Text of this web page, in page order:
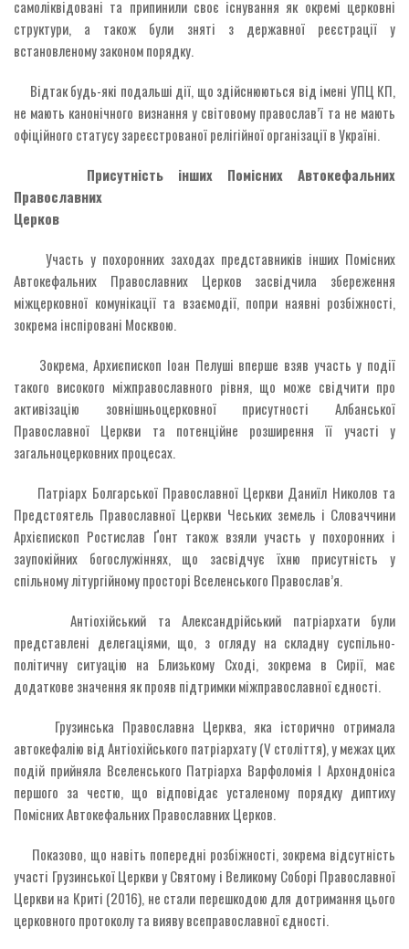
самоліквідовані та припинили своє існування як окремі церковні
структури, а також були зняті з державної реєстрації у
встановленому законом порядку.
Відтак будь-які подальші дії, що здійснюються від імені УПЦ КП,
не мають канонічного визнання у світовому православ’ї та не мають
офіційного статусу зареєстрованої релігійної організації в Україні.
Присутність інших Помісних Автокефальних
Православних
Церков
Участь у похоронних заходах представників інших Помісних
Автокефальних Православних Церков засвідчила збереження
міжцерковної комунікації та взаємодії, попри наявні розбіжності,
зокрема інспіровані Москвою.
Зокрема, Архиєпископ Іоан Пелуші вперше взяв участь у події
такого високого міжправославного рівня, що може свідчити про
активізацію зовнішньоцерковної присутності Албанської
Православної Церкви та потенційне розширення її участі у
загальноцерковних процесах.
Патріарх Болгарської Православної Церкви Даниїл Николов та
Предстоятель Православної Церкви Чеських земель і Словаччини
Архієпископ Ростислав Ґонт також взяли участь у похоронних і
заупокійних богослужіннях, що засвідчує їхню присутність у
спільному літургійному просторі Вселенського Православ’я.
Антіохійський та Александрійський патріархати були
представлені делегаціями, що, з огляду на складну суспільно-
політичну ситуацію на Близькому Сході, зокрема в Сирії, має
додаткове значення як прояв підтримки міжправославної єдності.
Грузинська Православна Церква, яка історично отримала
автокефалію від Антіохійського патріархату (V століття), у межах цих
подій прийняла Вселенського Патріарха Варфоломія I Архондоніса
першого за честю, що відповідає усталеному порядку диптиху
Помісних Автокефальних Православних Церков.
Показово, що навіть попередні розбіжності, зокрема відсутність
участі Грузинської Церкви у Святому і Великому Соборі Православної
Церкви на Криті (2016), не стали перешкодою для дотримання цього
церковного протоколу та вияву всеправославної єдності.